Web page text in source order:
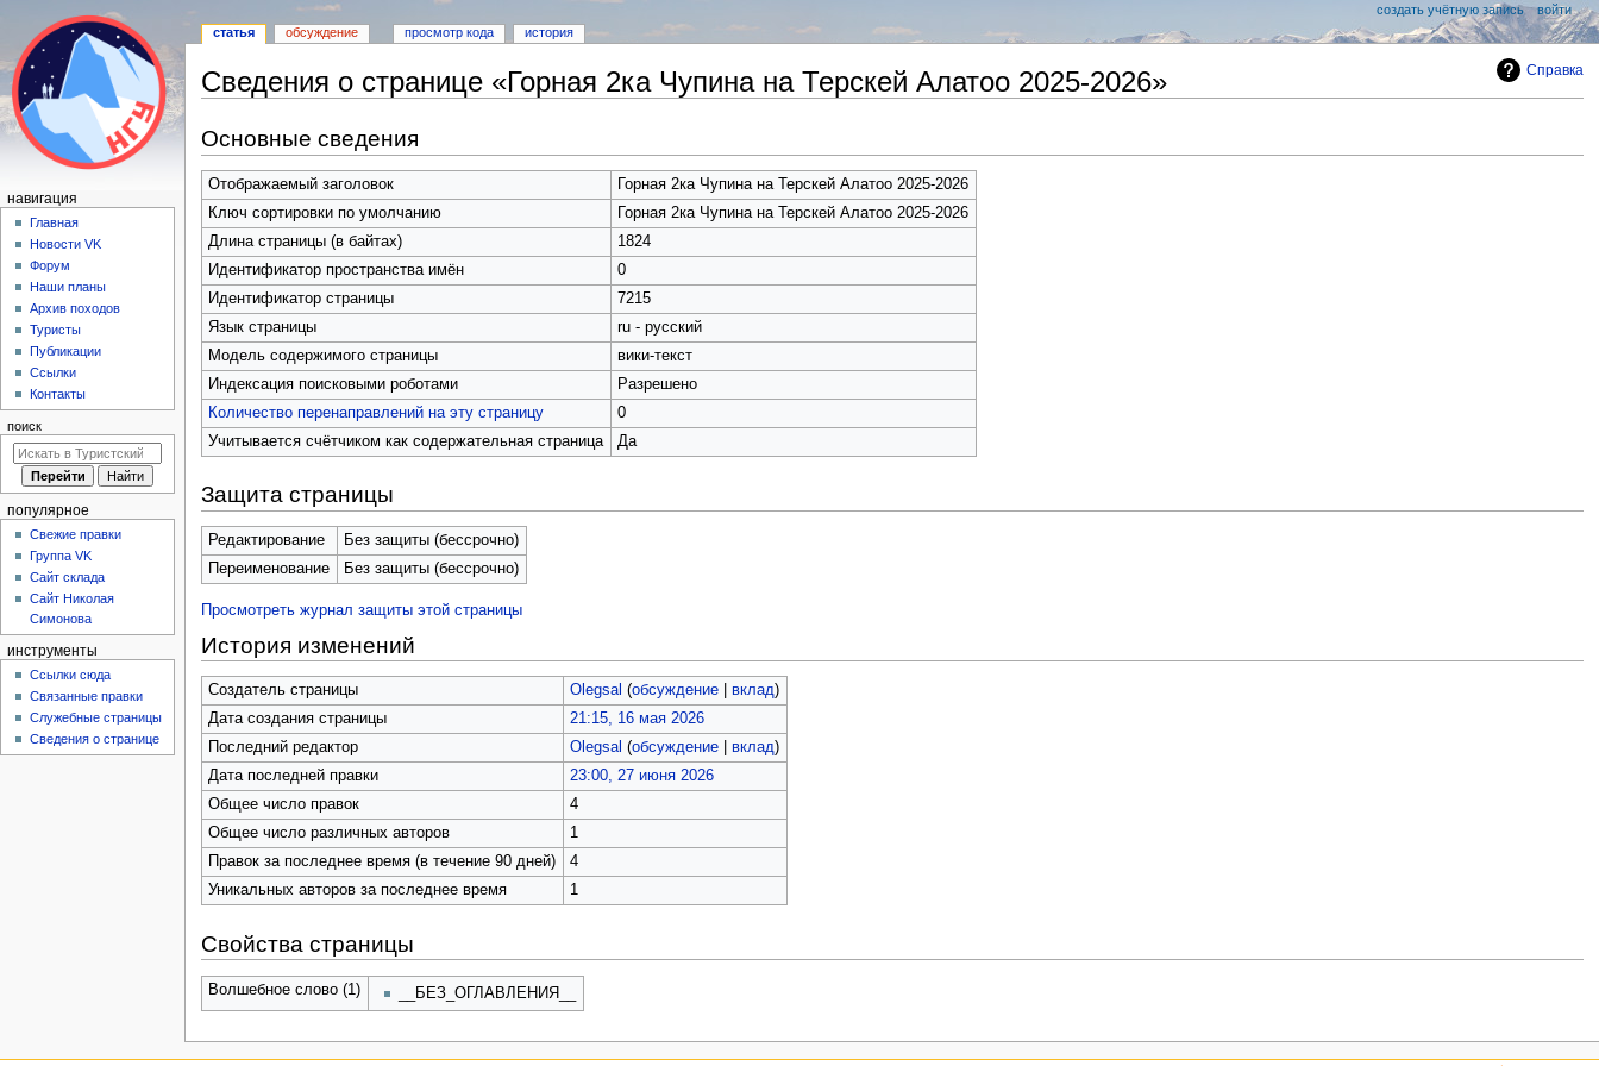
Справка
Сведения о странице «Горная 2ка Чупина на Терскей Алатоо 2025-2026»
к
навигации
к
поиску
Основные сведения
Отображаемый заголовок
Горная 2ка Чупина на Терскей Алатоо 2025-2026
Ключ сортировки по умолчанию
Горная 2ка Чупина на Терскей Алатоо 2025-2026
Длина страницы (в байтах)
1824
Идентификатор пространства имён
0
Идентификатор страницы
7215
Язык страницы
ru - русский
Модель содержимого страницы
вики-текст
Индексация поисковыми роботами
Разрешено
Количество перенаправлений на эту страницу
0
Учитывается счётчиком как содержательная страница
Да
Защита страницы
Редактирование
Без защиты (бессрочно)
Переименование
Без защиты (бессрочно)
Просмотреть журнал защиты этой страницы
История изменений
Создатель страницы Olegsal (обсуждение| вклад)
Дата создания страницы
21:15, 16 мая 2026
Последний редактор
Olegsal (обсуждение| вклад)
Дата последней правки
23:00, 27 июня 2026
Общее число правок
4
Общее число различных авторов
1
Правок за последнее время (в течение 90 дней)
4
Уникальных авторов за последнее время
1
Свойства страницы
Волшебное слово (1) __БЕЗ_ОГЛАВЛЕНИЯ__
Н
я
статья обсуждение просмотр кода история
создать учётную запись войти
навигация
Главная
Новости VK
Форум
Наши планы
Архив походов
Туристы
Публикации
Ссылки
Контакты
поиск
популярное
Свежие правки
Группа VK
Сайт склада
Сайт Николая
Симонова
инструменты
Ссылки сюда
Связанные правки
Служебные страницы
Сведения о странице